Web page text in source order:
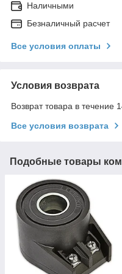
Наличными
Безналичный расчет
Все условия оплаты
Условия возврата
Возврат товара в течение
Все условия возврата
Подобные товары